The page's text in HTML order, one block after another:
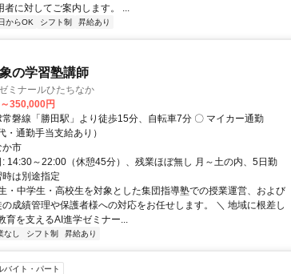
者に対してご案内します。 ...
からOK シフト制 昇給あり
の学習塾講師
ミナールひたちなか
350,000円
・通勤手当支給あり）
か市
​14:30～22:00（休憩45分）、残業ほぼ無し 月～土の内、5日勤
は別途指定
・中学生・高校生を対象とした集団指導塾での授業運営、および
成績管理や保護者様への対応をお任せします。 ＼ 地域に根差し
育を支えるAI進学ゼミナー...
なし シフト制 昇給あり
バイト・パート